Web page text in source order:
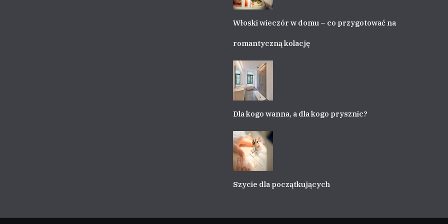
Włoski wieczór w domu – co przygotować na
romantyczną kolację
Dla kogo wanna, a dla kogo prysznic?
Szycie dla początkujących